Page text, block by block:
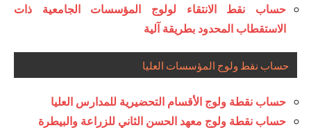
حساب نقط الانتقاء لولوج المؤسسات الجامعية ذات
الاستقطاب المحدود بطريقة آلية
حساب نقط ولوج المؤسسات العليا
حساب نقطة ولوج الأقسام التحضيرية للمدارس العليا
حساب نقطة ولوج معهد الحسن الثاني للزراعة والبيطرة